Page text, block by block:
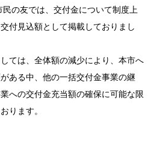
の友では、交付金について制度上
付見込額として掲載しておりまし
ては、全体額の減少により、本市へ
ある中、他の一括交付金事業の継
への交付金充当額の確保に可能な限
ります。